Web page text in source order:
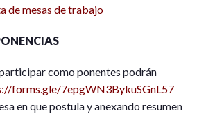
de mesas de trabajo
como ponentes podrán
forms.gle/7epgWN3BykuSGnL57
en que postula y anexando resumen